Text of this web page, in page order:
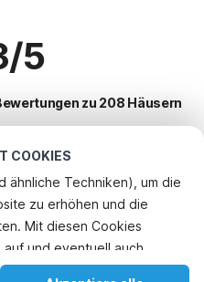
COOKIES
ähnliche Techniken), um die
zu erhöhen und die
Mit diesen Cookies
und eventuell auch
um Werbung Ihren
5
zu 208 Häusern
für Urlaub
für den Urlaub
in Rankwitz